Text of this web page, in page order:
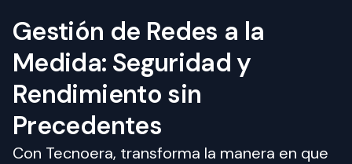
Gestión de Redes a la
Medida: Seguridad y
Rendimiento sin
Precedentes
Con Tecnoera, transforma la manera en que